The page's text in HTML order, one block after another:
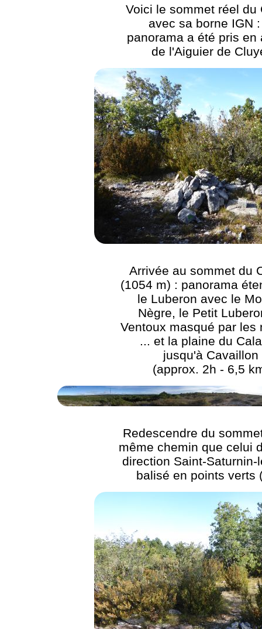
Voici le sommet réel du
avec sa borne IGN
panorama a été pris en
de l'Aiguier de
Arrivée au sommet du
(1054 m) : panorama
le Luberon avec le
Nègre, le Petit
Ventoux masqué par les
... et la plaine du
jusqu'à Cavaillon
(approx. 2h - 6,5
Redescendre du
même chemin que celui
direction Saint-Saturnin-
balisé en points verts